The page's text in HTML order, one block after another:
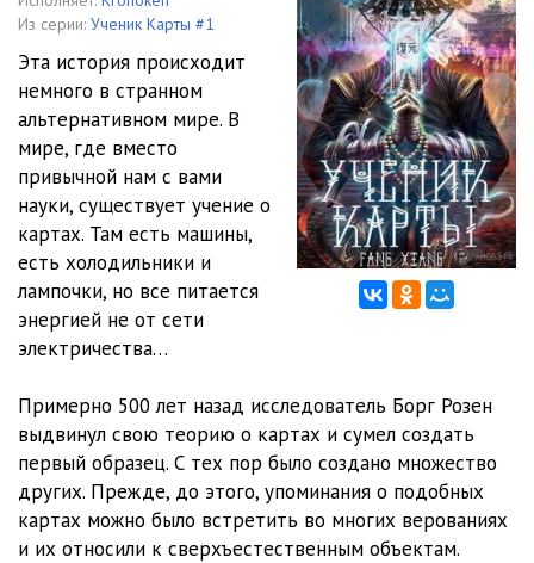
Глава 7 07:48
Глава 8 07:48
Глава 9 07:56
Глава 10 06:46
Глава 11 08:31
Глава 12 06:44
Глава 13
Глава 14
Глава 15 08:14
Глава 16
Глава 17 06:30
Глава 18
Из серии: Ученик Карты #1
Эта история происходит
немного в странном
альтернативном мире. В
мире, где вместо
привычной нам с вами
науки, существует учение о
картах. Там есть машины,
есть холодильники и
лампочки, но все питается
энергией не от сети
электричества…
Примерно 500 лет назад исследователь Борг Розен
выдвинул свою теорию о картах и сумел создать
первый образец. С тех пор было создано множество
других. Прежде, до этого, упоминания о подобных
картах можно было встретить во многих верованиях
и их относили к сверхъестественным объектам.